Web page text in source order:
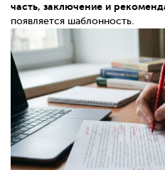
часть, заключение и
появляется шаблонность.